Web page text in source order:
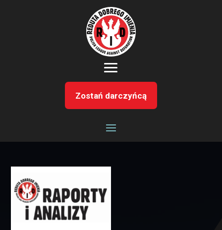
Zostań darczyńcą